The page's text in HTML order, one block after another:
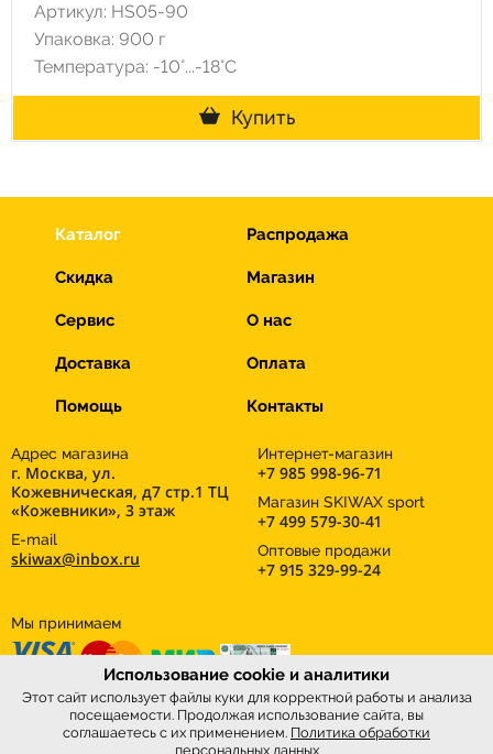
Артикул: HS05-90
Упаковка: 900 г
Температура: -10°...-18°С
Купить
Каталог Распродажа
Скидка Магазин
Сервис О нас
Доставка Оплата
Помощь Контакты
Адрес магазина
г. Москва, ул.
Кожевническая, д7 стр.1 ТЦ
«Кожевники», 3 этаж
E-mail
skiwax@inbox.ru
Интернет-магазин
+7 985 998-96-71
Магазин SKIWAX sport
+7 499 579-30-41
Оптовые продажи
+7 915 329-99-24
Мы принимаем
Использование cookie и аналитики
Этот сайт использует файлы куки для корректной работы и анализа
посещаемости. Продолжая использование сайта, вы
соглашаетесь с их применением. Политика обработки
персональных данных